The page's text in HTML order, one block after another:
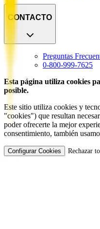
CONTACTO
Preguntas
0-800-999-7625
Esta página utiliza cookies
posible.
Este sitio utiliza cookies y
"cookies") que resultan
poder ofrecerte la mejor
consentimiento, también
Configurar Cookies Rechazar